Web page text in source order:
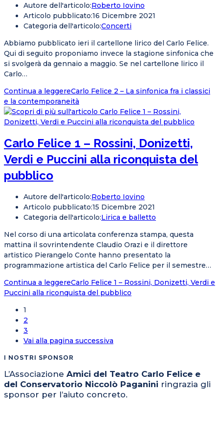
Autore dell'articolo:Roberto Iovino
Articolo pubblicato:16 Dicembre 2021
Categoria dell'articolo:Concerti
Abbiamo pubblicato ieri il cartellone lirico del Carlo Felice.
Qui di seguito proponiamo invece la stagione sinfonica che
si svolgerà da gennaio a maggio. Se nel cartellone lirico il
Carlo…
Continua a leggereCarlo Felice 2 – La sinfonica fra i classici
e la contemporaneità
Carlo Felice 1 – Rossini, Donizetti,
Verdi e Puccini alla riconquista del
pubblico
Autore dell'articolo:Roberto Iovino
Articolo pubblicato:15 Dicembre 2021
Categoria dell'articolo:Lirica e balletto
Nel corso di una articolata conferenza stampa, questa
mattina il sovrintendente Claudio Orazi e il direttore
artistico Pierangelo Conte hanno presentato la
programmazione artistica del Carlo Felice per il semestre…
Continua a leggereCarlo Felice 1 – Rossini, Donizetti, Verdi e
Puccini alla riconquista del pubblico
1
2
3
Vai alla pagina successiva
I NOSTRI SPONSOR
L’Associazione Amici del Teatro Carlo Felice e
del Conservatorio Niccolò Paganini ringrazia gli
sponsor per l’aiuto concreto.